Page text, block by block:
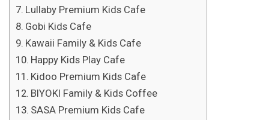
Lullaby Premium Kids Cafe
Gobi Kids Cafe
Kawaii Family & Kids Cafe
Happy Kids Play Cafe
Kidoo Premium Kids Cafe
BIYOKI Family & Kids Coffee
SASA Premium Kids Cafe